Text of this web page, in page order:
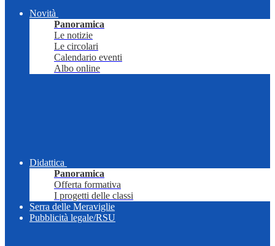
Novità
Panoramica
Le notizie
Le circolari
Calendario eventi
Albo online
Didattica
Panoramica
Offerta formativa
I progetti delle classi
Serra delle Meraviglie
Pubblicità legale/RSU